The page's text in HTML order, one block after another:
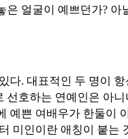
은 얼굴이 예쁘던가? 아
다. 대표적인 두 명이 항
선호하는 연예인은 아니
예쁜 여배우가 한둘이
미인이란 애칭이 붙는